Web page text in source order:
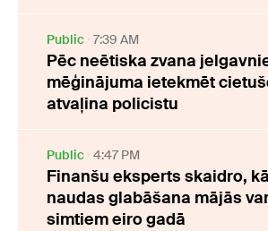
Public 7:39 AM
Pēc neētiska zvana
mēģinājuma ietekmēt
atvaļina policistu
Public 4:47 PM
Finanšu eksperts skaidro,
naudas glabāšana mājās
simtiem eiro gadā